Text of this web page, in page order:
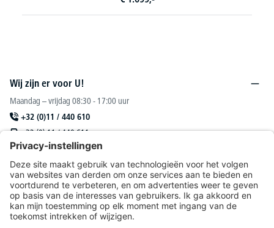
Wij zijn er voor U!
Maandag – vrijdag 08:30 - 17:00 uur
+32 (0)11 / 440 610
+32 (0) 11 / 440 611
sales@deskin.be
Of via onscontactformulier.
DESKIN N. V.